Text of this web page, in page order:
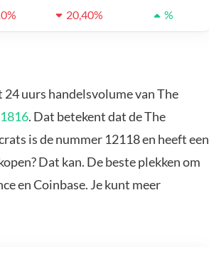
20,40% %
24 uurs handelsvolume van The
. Dat betekent dat de The
is de nummer 12118 en heeft een
Dat kan. De beste plekken om
en Coinbase. Je kunt meer